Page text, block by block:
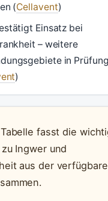
(Cellavent)
Einsatz bei
– weitere
in Prüfung
)
fasst die
Ingwer und
aus der